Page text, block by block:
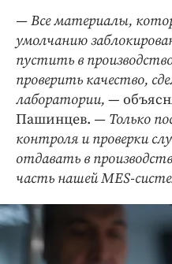
— Все материалы,
умолчанию
пустить в
проверить качество,
лаборатории, —
Пашинцев. — Только
контроля и проверки
отдавать в
часть нашей MES-